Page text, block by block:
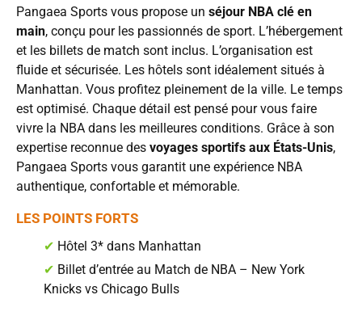
Pangaea Sports vous propose un séjour NBA clé en
main, conçu pour les passionnés de sport. L’hébergement
et les billets de match sont inclus. L’organisation est
fluide et sécurisée. Les hôtels sont idéalement situés à
Manhattan. Vous profitez pleinement de la ville. Le temps
est optimisé. Chaque détail est pensé pour vous faire
vivre la NBA dans les meilleures conditions. Grâce à son
expertise reconnue des voyages sportifs aux États-Unis,
Pangaea Sports vous garantit une expérience NBA
authentique, confortable et mémorable.
LES POINTS FORTS
✔ Hôtel 3* dans Manhattan
✔ Billet d’entrée au Match de NBA – New York
Knicks vs Chicago Bulls